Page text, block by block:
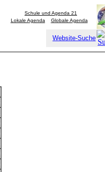
Schule und Agenda 21
Lokale Agenda
Globale Agenda
Website-Suche